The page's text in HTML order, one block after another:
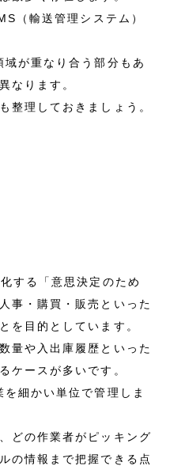
（輸送管理システム）
が重なり合う部分もあ
なります。
整理しておきましょう。
する「意思決定のため
事・購買・販売といった
を目的としています。
量や入出庫履歴といった
ケースが多いです。
細かい単位で管理しま
どの作業者がピッキング
の情報まで把握できる点